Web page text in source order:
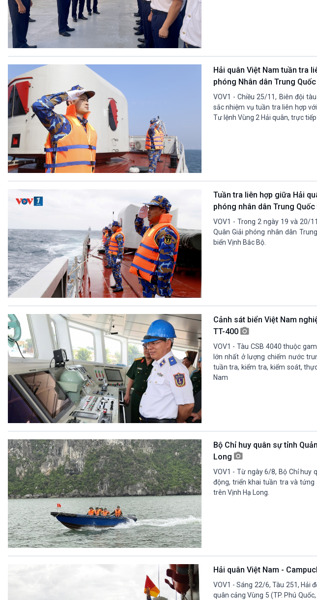
Hải quân Việt Nam tuần tra
phóng Nhân dân Trung Quốc
VOV1 - Chiều 25/11, Biên đội
sắc nhiệm vụ tuần tra liên hợp
Tư lệnh Vùng 2 Hải quân, trực tiếp
Tuần tra liên hợp giữa Hải
phóng nhân dân Trung Quốc
VOV1 - Trong 2 ngày 19 và 20/
Quân Giải phóng nhân dân
biển Vịnh Bắc Bộ.
Cảnh sát biển Việt Nam
TT-400
VOV1 - Tàu CSB 4040 thuộc
lớn nhất ở lượng chiếm nước
tuần tra, kiểm tra, kiểm soát,
Nam
Bộ Chỉ huy quân sự tỉnh
Long
VOV1 - Từ ngày 6/8, Bộ Chỉ huy
động, triển khai tuần tra và
trên Vịnh Hạ Long.
Hải quân Việt Nam -
VOV1 - Sáng 22/6, Tàu 251, Hải
quân cảng Vùng 5 (TP. Phú